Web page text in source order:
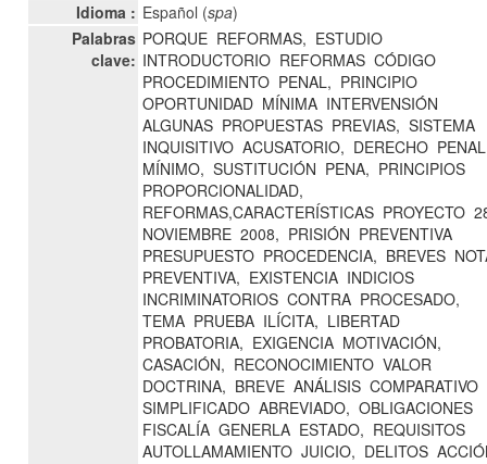
Idioma : Español (spa)
Palabras
clave:
PORQUE REFORMAS, ESTUDIO
INTRODUCTORIO REFORMAS CÓDIGO
PROCEDIMIENTO PENAL, PRINCIPIO
OPORTUNIDAD MÍNIMA INTERVENSIÓN
ALGUNAS PROPUESTAS PREVIAS, SISTEMA
INQUISITIVO ACUSATORIO, DERECHO PENAL
MÍNIMO, SUSTITUCIÓN PENA, PRINCIPIOS
PROPORCIONALIDAD,
REFORMAS,CARACTERÍSTICAS PROYECTO
NOVIEMBRE 2008, PRISIÓN PREVENTIVA
PRESUPUESTO PROCEDENCIA, BREVES
PREVENTIVA, EXISTENCIA INDICIOS
INCRIMINATORIOS CONTRA PROCESADO,
TEMA PRUEBA ILÍCITA, LIBERTAD
PROBATORIA, EXIGENCIA MOTIVACIÓN,
CASACIÓN, RECONOCIMIENTO VALOR
DOCTRINA, BREVE ANÁLISIS COMPARATIVO
SIMPLIFICADO ABREVIADO, OBLIGACIONES
FISCALÍA GENERLA ESTADO, REQUISITOS
AUTOLLAMAMIENTO JUICIO, DELITOS